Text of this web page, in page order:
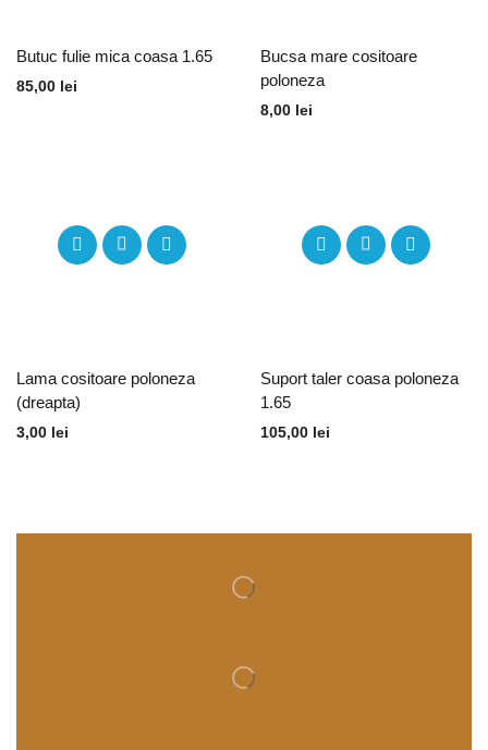
Butuc fulie mica coasa 1.65
85,00 lei
Bucsa mare cositoare
poloneza
8,00 lei
Lama cositoare poloneza
(dreapta)
3,00 lei
Suport taler coasa poloneza
1.65
105,00 lei